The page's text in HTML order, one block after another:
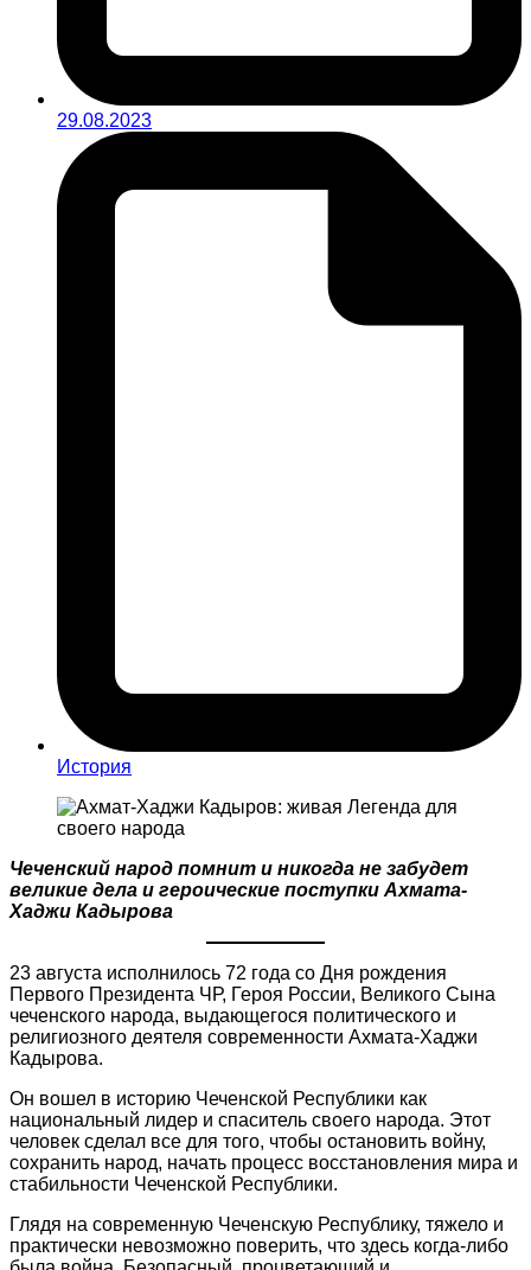
29.08.2023
История
Чеченский народ помнит и никогда не забудет
великие дела и героические поступки Ахмата-
Хаджи Кадырова
23 августа исполнилось 72 года со Дня рождения
Первого Президента ЧР, Героя России, Великого Сына
чеченского народа, выдающегося политического и
религиозного деятеля современности Ахмата-Хаджи
Кадырова.
Он вошел в историю Чеченской Республики как
национальный лидер и спаситель своего народа. Этот
человек сделал все для того, чтобы остановить войну,
сохранить народ, начать процесс восстановления мира и
стабильности Чеченской Республики.
Глядя на современную Чеченскую Республику, тяжело и
практически невозможно поверить, что здесь когда-либо